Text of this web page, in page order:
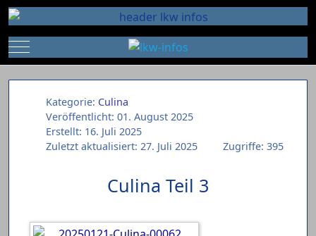
Mobile Menu Toggle
Kategorie: Culina
Veröffentlicht: 01. August 2025
Erstellt: 16. Juli 2025
Zuletzt aktualisiert: 27. Juli 2025
Zugriffe: 395
Culina Teil 3